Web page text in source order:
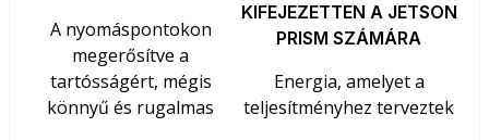
A nyomáspontokon
megerősítve a
tartósságért, mégis
könnyű és rugalmas
KIFEJEZETTEN A JETSON
PRISM SZÁMÁRA
Energia, amelyet a
teljesítményhez terveztek